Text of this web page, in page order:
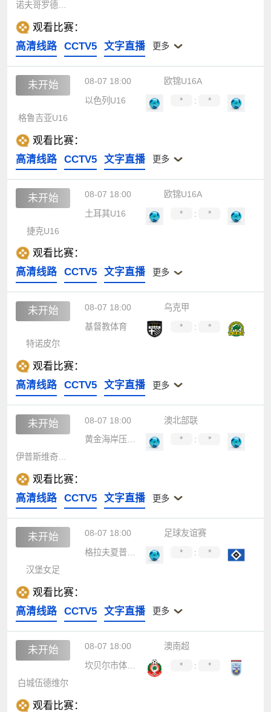
观看比赛：
高清线路
CCTV5 文字直播 更多
未开始 08-07 18:00
欧锦U16A
以色列U16
* :
*
格鲁吉亚U16
观看比赛：
高清线路
CCTV5 文字直播 更多
未开始 08-07 18:00
欧锦U16A
土耳其U16
* :
*
捷克U16
观看比赛：
高清线路
CCTV5 文字直播 更多
未开始 08-07 18:00
乌克甲
基督教体育
* :
*
特诺皮尔
观看比赛：
高清线路
CCTV5 文字直播 更多
未开始 08-07 18:00
澳北部联
黄金海岸压路机
* :
*
观看比赛：
高清线路
CCTV5 文字直播 更多
未开始 08-07 18:00
足球友谊赛
格拉夫夏普女足
* :
*
汉堡女足
观看比赛：
高清线路
CCTV5 文字直播 更多
未开始 08-07 18:00
澳南超
坎贝尔市体育馆
* :
*
白城伍德维尔
观看比赛：